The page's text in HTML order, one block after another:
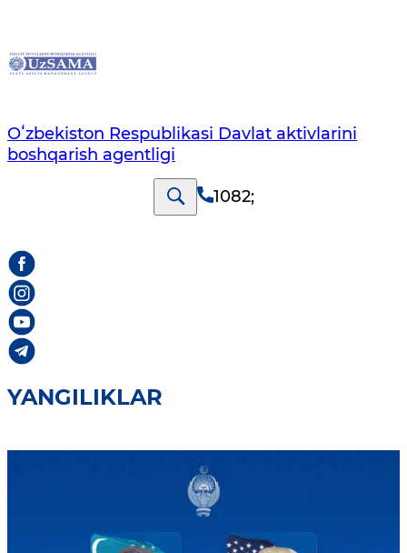
Oʻzbekiston Respublikasi Davlat aktivlarini
boshqarish agentligi
1082;
YANGILIKLAR